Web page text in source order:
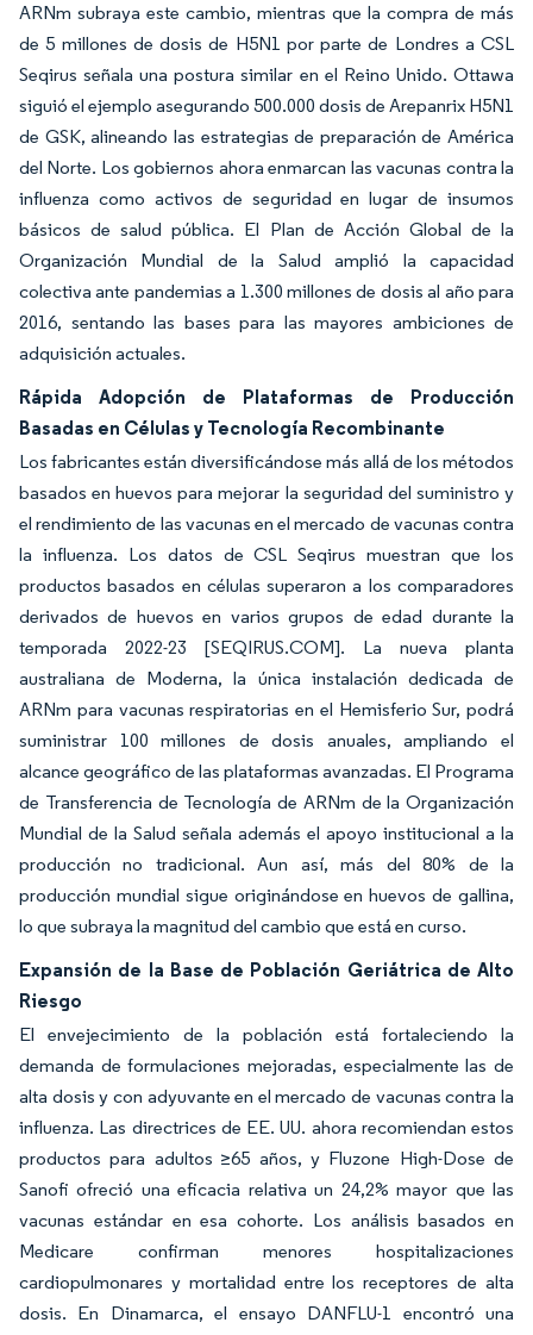
ARNm subraya este cambio, mientras que la compra de más
de 5 millones de dosis de H5N1 por parte de Londres a CSL
Seqirus señala una postura similar en el Reino Unido. Ottawa
siguió el ejemplo asegurando 500.000 dosis de Arepanrix H5N1
de GSK, alineando las estrategias de preparación de América
del Norte. Los gobiernos ahora enmarcan las vacunas contra la
influenza como activos de seguridad en lugar de insumos
básicos de salud pública. El Plan de Acción Global de la
Organización Mundial de la Salud amplió la capacidad
colectiva ante pandemias a 1.300 millones de dosis al año para
2016, sentando las bases para las mayores ambiciones de
adquisición actuales.
Rápida Adopción de Plataformas de Producción
Basadas en Células y Tecnología Recombinante
Los fabricantes están diversificándose más allá de los métodos
basados en huevos para mejorar la seguridad del suministro y
el rendimiento de las vacunas en el mercado de vacunas contra
la influenza. Los datos de CSL Seqirus muestran que los
productos basados en células superaron a los comparadores
derivados de huevos en varios grupos de edad durante la
temporada 2022-23 [SEQIRUS.COM]. La nueva planta
australiana de Moderna, la única instalación dedicada de
ARNm para vacunas respiratorias en el Hemisferio Sur, podrá
suministrar 100 millones de dosis anuales, ampliando el
alcance geográfico de las plataformas avanzadas. El Programa
de Transferencia de Tecnología de ARNm de la Organización
Mundial de la Salud señala además el apoyo institucional a la
producción no tradicional. Aun así, más del 80% de la
producción mundial sigue originándose en huevos de gallina,
lo que subraya la magnitud del cambio que está en curso.
Expansión de la Base de Población Geriátrica de Alto
Riesgo
El envejecimiento de la población está fortaleciendo la
demanda de formulaciones mejoradas, especialmente las de
alta dosis y con adyuvante en el mercado de vacunas contra la
influenza. Las directrices de EE. UU. ahora recomiendan estos
productos para adultos ≥65 años, y Fluzone High-Dose de
Sanofi ofreció una eficacia relativa un 24,2% mayor que las
vacunas estándar en esa cohorte. Los análisis basados en
Medicare confirman menores hospitalizaciones
cardiopulmonares y mortalidad entre los receptores de alta
dosis. En Dinamarca, el ensayo DANFLU-1 encontró una